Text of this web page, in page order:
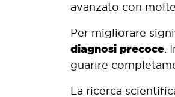
avanzato con
Per migliorare
diagnosi precoce
guarire
La ricerca